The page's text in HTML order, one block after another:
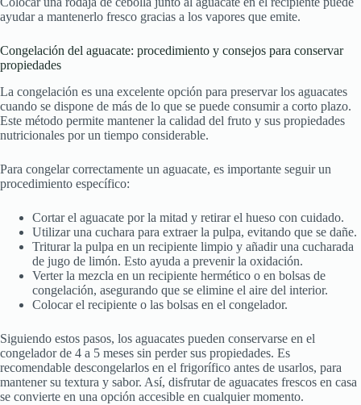
ayudar a mantenerlo fresco gracias a los vapores que emite.
Congelación del aguacate: procedimiento y consejos para conservar
propiedades
La congelación es una excelente opción para preservar los aguacates
cuando se dispone de más de lo que se puede consumir a corto plazo.
Este método permite mantener la calidad del fruto y sus propiedades
nutricionales por un tiempo considerable.
Para congelar correctamente un aguacate, es importante seguir un
procedimiento específico:
Cortar el aguacate por la mitad y retirar el hueso con cuidado.
Utilizar una cuchara para extraer la pulpa, evitando que se dañe.
Triturar la pulpa en un recipiente limpio y añadir una cucharada
de jugo de limón. Esto ayuda a prevenir la oxidación.
Verter la mezcla en un recipiente hermético o en bolsas de
congelación, asegurando que se elimine el aire del interior.
Colocar el recipiente o las bolsas en el congelador.
Siguiendo estos pasos, los aguacates pueden conservarse en el
congelador de 4 a 5 meses sin perder sus propiedades. Es
recomendable descongelarlos en el frigorífico antes de usarlos, para
mantener su textura y sabor. Así, disfrutar de aguacates frescos en casa
se convierte en una opción accesible en cualquier momento.